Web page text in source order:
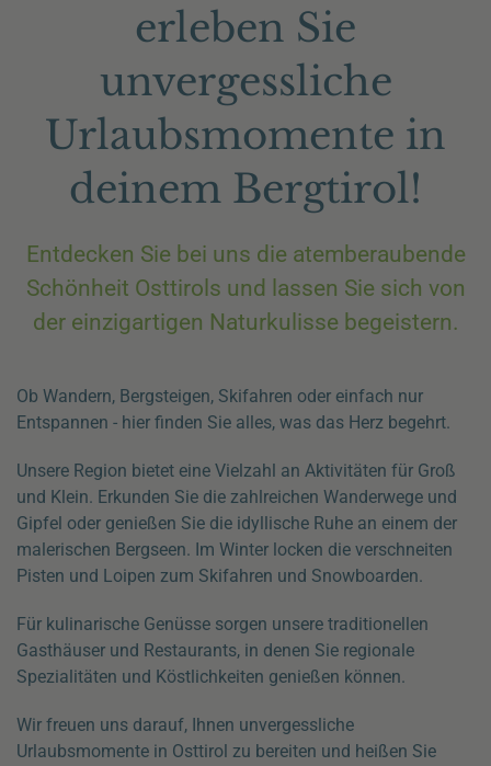
erleben Sie
unvergessliche
Urlaubsmomente in
deinem Bergtirol!
Entdecken Sie bei uns die atemberaubende
Schönheit Osttirols und lassen Sie sich von
der einzigartigen Naturkulisse begeistern.
Ob Wandern, Bergsteigen, Skifahren oder einfach nur
Entspannen - hier finden Sie alles, was das Herz begehrt.
Unsere Region bietet eine Vielzahl an Aktivitäten für Groß
und Klein. Erkunden Sie die zahlreichen Wanderwege und
Gipfel oder genießen Sie die idyllische Ruhe an einem der
malerischen Bergseen. Im Winter locken die verschneiten
Pisten und Loipen zum Skifahren und Snowboarden.
Für kulinarische Genüsse sorgen unsere traditionellen
Gasthäuser und Restaurants, in denen Sie regionale
Spezialitäten und Köstlichkeiten genießen können.
Wir freuen uns darauf, Ihnen unvergessliche
Urlaubsmomente in Osttirol zu bereiten und heißen Sie